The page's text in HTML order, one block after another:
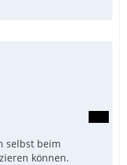
selbst beim
können.